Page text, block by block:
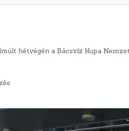
hétvégén a Bácsvíz Kupa